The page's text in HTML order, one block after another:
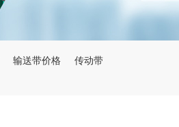
输送带价格 传动带